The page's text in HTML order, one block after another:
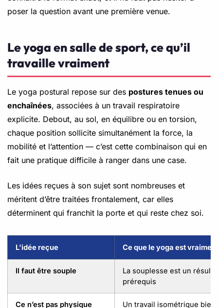
poser la question avant une première venue.
Le yoga en salle de sport, ce qu’il
travaille vraiment
Le yoga postural repose sur des postures tenues ou
enchaînées, associées à un travail respiratoire
explicite. Debout, au sol, en équilibre ou en torsion,
chaque position sollicite simultanément la force, la
mobilité et l’attention — c’est cette combinaison qui en
fait une pratique difficile à ranger dans une case.
Les idées reçues à son sujet sont nombreuses et
méritent d’être traitées frontalement, car elles
déterminent qui franchit la porte et qui reste chez soi.
L’idée reçue Ce que le yoga est vraiment
Il faut être souple
La souplesse est un
prérequis
Ce n’est pas physique Un travail isométrique bien